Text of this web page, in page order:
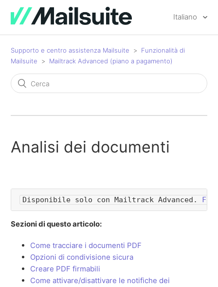
Italiano
Supporto e centro assistenza Mailsuite
Funzionalità di
Mailsuite
Mailtrack Advanced (piano a pagamento)
Analisi dei documenti
Disponibile solo con Mailtrack Advanced.
Sezioni di questo articolo:
Come tracciare i documenti PDF
Opzioni di condivisione sicura
Creare PDF firmabili
Come attivare/disattivare le notifiche dei